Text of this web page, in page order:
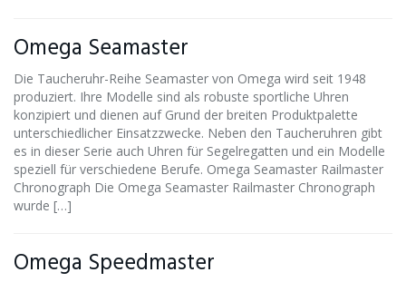
Omega Seamaster
Die Taucheruhr-Reihe Seamaster von Omega wird seit 1948
produziert. Ihre Modelle sind als robuste sportliche Uhren
konzipiert und dienen auf Grund der breiten Produktpalette
unterschiedlicher Einsatzzwecke. Neben den Taucheruhren gibt
es in dieser Serie auch Uhren für Segelregatten und ein Modelle
speziell für verschiedene Berufe. Omega Seamaster Railmaster
Chronograph Die Omega Seamaster Railmaster Chronograph
wurde […]
Omega Speedmaster